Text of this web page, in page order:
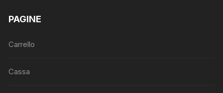
PAGINE
Carrello
Cassa